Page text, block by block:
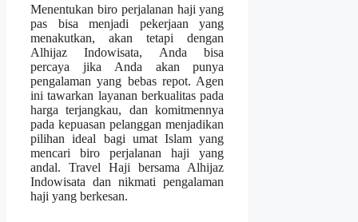
Menentukan biro perjalanan haji yang
pas bisa menjadi pekerjaan yang
menakutkan, akan tetapi dengan
Alhijaz Indowisata, Anda bisa
percaya jika Anda akan punya
pengalaman yang bebas repot. Agen
ini tawarkan layanan berkualitas pada
harga terjangkau, dan komitmennya
pada kepuasan pelanggan menjadikan
pilihan ideal bagi umat Islam yang
mencari biro perjalanan haji yang
andal. Travel Haji bersama Alhijaz
Indowisata dan nikmati pengalaman
haji yang berkesan.